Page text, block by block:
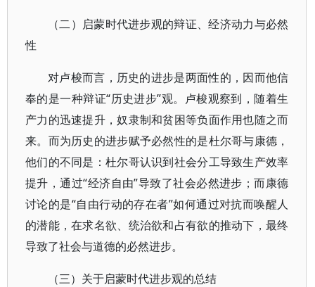
（二）启蒙时代进步观的辩证、经济动力与必然
性
对卢梭而言，历史的进步是两面性的，因而他信
奉的是一种辩证“历史进步”观。卢梭观察到，随着生
产力的迅速提升，奴隶制和贫困等负面作用也随之而
来。而为历史的进步赋予必然性的是杜尔哥与康德，
他们的不同是：杜尔哥认识到社会分工导致生产效率
提升，通过“经济自由”导致了社会必然进步；而康德
讨论的是“自由行动的存在者”如何通过对抗而唤醒人
的潜能，在求名欲、统治欲和占有欲的推动下，最终
导致了社会与道德的必然进步。
（三）关于启蒙时代进步观的总结